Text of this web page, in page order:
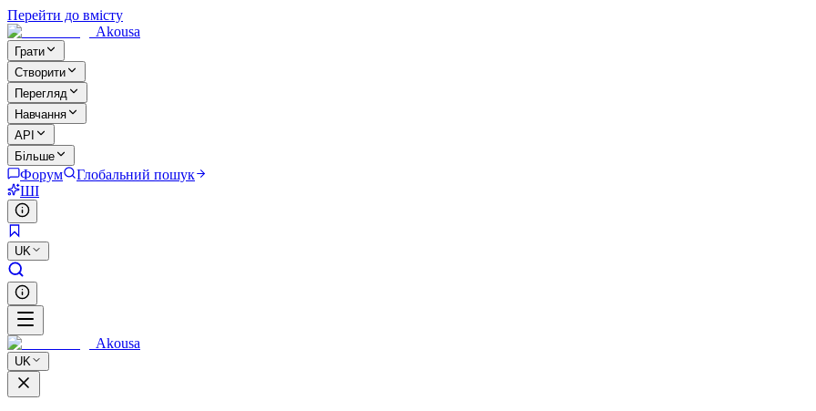
Перейти до вмісту
Akousa
Грати
Створити
Перегляд
Навчання
API
Більше
Форум
Глобальний пошук
ШІ
UK
Akousa
UK